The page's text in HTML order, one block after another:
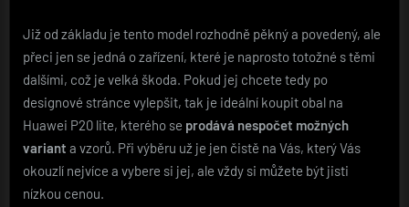
Již od základu je tento model rozhodně pěkný a povedený, ale
přeci jen se jedná o zařízení, které je naprosto totožné s těmi
dalšími, což je velká škoda. Pokud jej chcete tedy po
designové stránce vylepšit, tak je ideální koupit obal na
Huawei P20 lite, kterého se prodává nespočet možných
variant a vzorů. Při výběru už je jen čistě na Vás, který Vás
okouzlí nejvíce a vybere si jej, ale vždy si můžete být jisti
nízkou cenou.